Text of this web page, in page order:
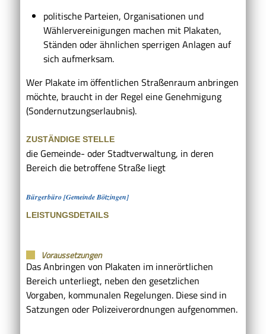
politische Parteien, Organisationen und
Wählervereinigungen machen mit Plakaten,
Ständen oder ähnlichen sperrigen Anlagen auf
sich aufmerksam.
Wer Plakate im öffentlichen Straßenraum anbringen
möchte, braucht in der Regel eine Genehmigung
(Sondernutzungserlaubnis).
ZUSTÄNDIGE STELLE
die Gemeinde- oder Stadtverwaltung, in deren
Bereich die betroffene Straße liegt
Bürgerbüro [Gemeinde Bötzingen]
LEISTUNGSDETAILS
Voraussetzungen
Das Anbringen von Plakaten im innerörtlichen
Bereich unterliegt, neben den gesetzlichen
Vorgaben, kommunalen Regelungen. Diese sind in
Satzungen oder Polizeiverordnungen aufgenommen.